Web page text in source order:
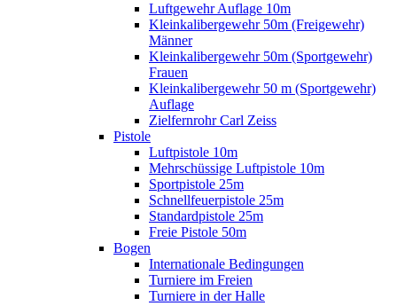
Luftgewehr Auflage 10m
Kleinkalibergewehr 50m (Freigewehr)
Männer
Kleinkalibergewehr 50m (Sportgewehr)
Frauen
Kleinkalibergewehr 50 m (Sportgewehr)
Auflage
Zielfernrohr Carl Zeiss
Pistole
Luftpistole 10m
Mehrschüssige Luftpistole 10m
Sportpistole 25m
Schnellfeuerpistole 25m
Standardpistole 25m
Freie Pistole 50m
Bogen
Internationale Bedingungen
Turniere im Freien
Turniere in der Halle